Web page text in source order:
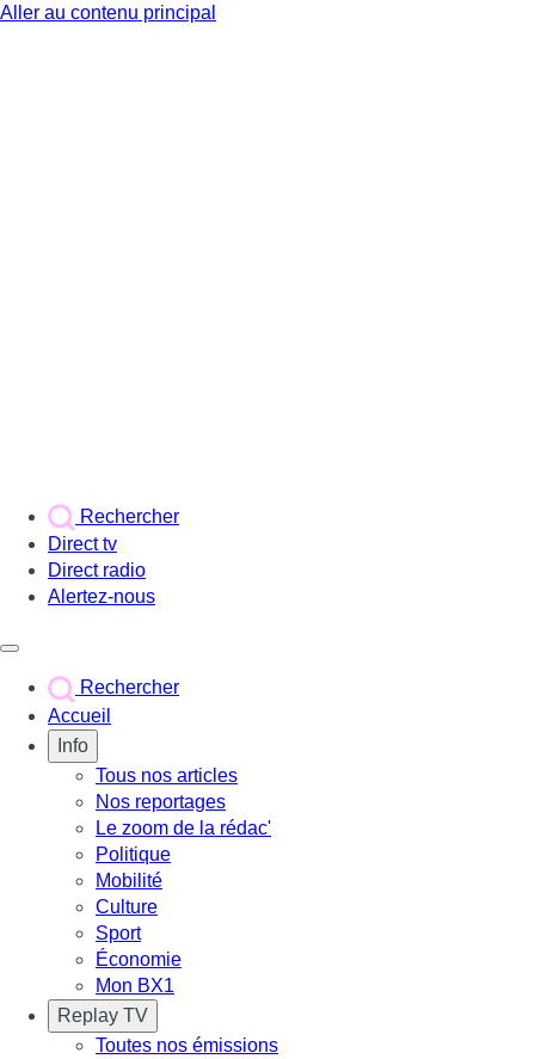
Aller au contenu principal
Rechercher
Direct tv
Direct radio
Alertez-nous
Rechercher
Accueil
Info
Tous nos articles
Nos reportages
Le zoom de la rédac'
Politique
Mobilité
Culture
Sport
Économie
Mon BX1
Replay TV
Toutes nos émissions